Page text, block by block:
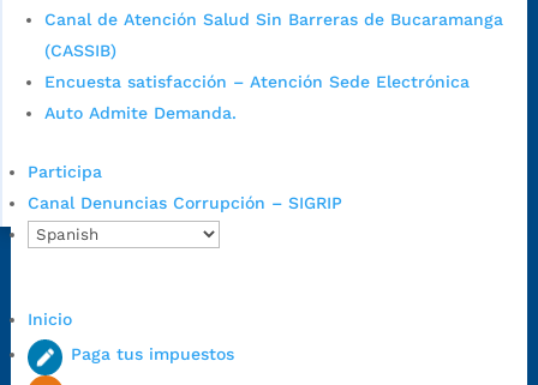
Canal de Atención Salud Sin Barreras de Bucaramanga
(CASSIB)
Encuesta satisfacción – Atención Sede Electrónica
Auto Admite Demanda.
Participa
Canal Denuncias Corrupción – SIGRIP
Inicio
Paga tus impuestos
Colombia